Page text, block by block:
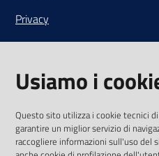
Privacy
Note legali
Media Policy
SEGUICI SU
Usiamo i
Questo sito utilizza i cookie tecnici
garantire un miglior servizio di
raccogliere informazioni sull'uso del